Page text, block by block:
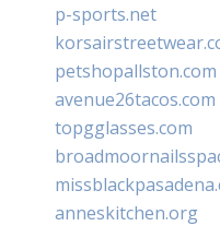
p-sports.net
petshopallston.com
avenue26tacos.com
topgglasses.com
anneskitchen.org